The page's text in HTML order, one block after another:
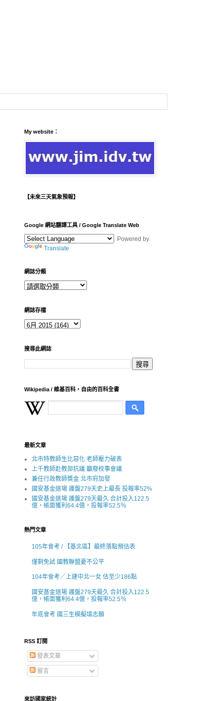
My website：
【未來三天氣象預報】
Google 網站翻譯工具 / Google Translate Web
Powered by
Translate
網誌分類
網誌存檔
搜尋此網誌
Wikipedia / 維基百科，自由的百科全書
最新文章
北市特教師生比惡化 老師壓力破表
上千教師赴教部抗議 籲廢校事會議
兼任行政教師獎金 北市府加發
國安基金退場 護盤279天史上最長 投報率52%
國安基金退場 護盤279天最久 合計投入122.5
億，帳面獲利64.4億，投報率52.5％
熱門文章
105年會考 / 【基北區】最終落點預估表
僅剩免試 國教聯盟憂不公平
104年會考／上建中北一女 估至少186點
國安基金退場 護盤279天最久 合計投入122.5
億，帳面獲利64.4億，投報率52.5％
年底會考 國三生模擬填志願
RSS 訂閱
發表文章
留言
來訪國家統計